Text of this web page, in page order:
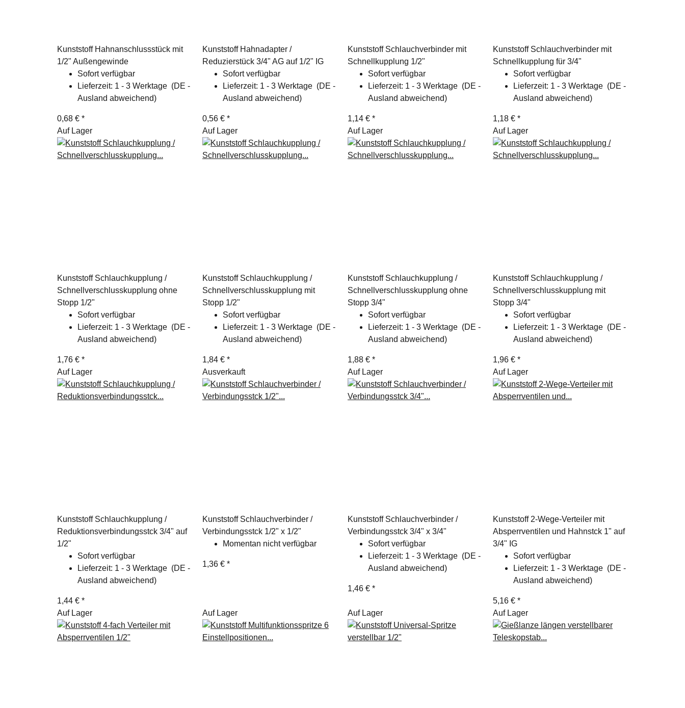
Kunststoff Hahnanschlussstück mit
1/2" Außengewinde
Sofort verfügbar
Lieferzeit: 1 - 3 Werktage (DE -
Ausland abweichend)
0,68 € *
Kunststoff Hahnadapter /
Reduzierstück 3/4" AG auf 1/2" IG
Sofort verfügbar
Lieferzeit: 1 - 3 Werktage (DE -
Ausland abweichend)
0,56 € *
Kunststoff Schlauchverbinder mit
Schnellkupplung 1/2"
Sofort verfügbar
Lieferzeit: 1 - 3 Werktage (DE -
Ausland abweichend)
1,14 € *
Kunststoff Schlauchverbinder mit
Schnellkupplung für 3/4"
Sofort verfügbar
Lieferzeit: 1 - 3 Werktage (DE -
Ausland abweichend)
1,18 € *
Auf Lager
Kunststoff Schlauchkupplung /
Schnellverschlusskupplung ohne
Stopp 1/2"
Sofort verfügbar
Lieferzeit: 1 - 3 Werktage (DE -
Ausland abweichend)
1,76 € *
Auf Lager
Kunststoff Schlauchkupplung /
Schnellverschlusskupplung mit
Stopp 1/2"
Sofort verfügbar
Lieferzeit: 1 - 3 Werktage (DE -
Ausland abweichend)
1,84 € *
Auf Lager
Kunststoff Schlauchkupplung /
Schnellverschlusskupplung ohne
Stopp 3/4"
Sofort verfügbar
Lieferzeit: 1 - 3 Werktage (DE -
Ausland abweichend)
1,88 € *
Auf Lager
Kunststoff Schlauchkupplung /
Schnellverschlusskupplung mit
Stopp 3/4"
Sofort verfügbar
Lieferzeit: 1 - 3 Werktage (DE -
Ausland abweichend)
1,96 € *
Auf Lager
Kunststoff Schlauchkupplung /
Reduktionsverbindungsstck 3/4" auf
1/2"
Sofort verfügbar
Lieferzeit: 1 - 3 Werktage (DE -
Ausland abweichend)
1,44 € *
Ausverkauft
Kunststoff Schlauchverbinder /
Verbindungsstck 1/2" x 1/2"
Momentan nicht verfügbar
1,36 € *
Auf Lager
Kunststoff Schlauchverbinder /
Verbindungsstck 3/4" x 3/4"
Sofort verfügbar
Lieferzeit: 1 - 3 Werktage (DE -
Ausland abweichend)
1,46 € *
Auf Lager
Kunststoff 2-Wege-Verteiler mit
Absperrventilen und Hahnstck 1" auf
3/4" IG
Sofort verfügbar
Lieferzeit: 1 - 3 Werktage (DE -
Ausland abweichend)
5,16 € *
Auf Lager
Auf Lager Auf Lager Auf Lager